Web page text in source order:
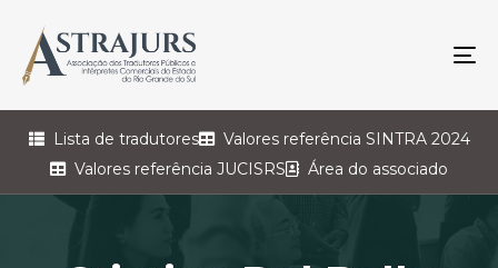
Lista de tradutores
Valores referência SINTRA 2024
Valores referência JUCISRS
Área do associado